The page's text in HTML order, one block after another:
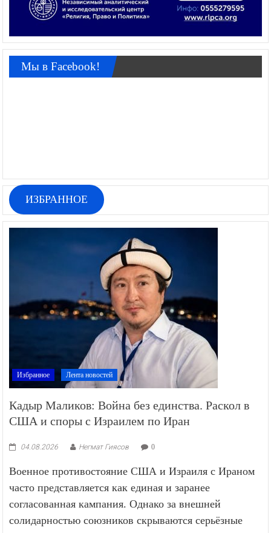
Мы в Facebook!
ИЗБРАННОЕ
Избранное Лента новостей
Кадыр Маликов: Война без единства. Раскол в
США и споры с Израилем по Иран
04.08.2026 Негмат Гиясов 0
Военное противостояние США и Израиля с Ираном
часто представляется как единая и заранее
согласованная кампания. Однако за внешней
солидарностью союзников скрываются серьёзные